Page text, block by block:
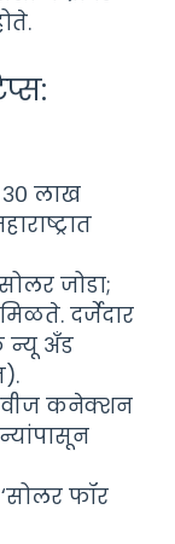
३० लाख
जोडा;
दर्जेदार
न्यू अँड
वीज कनेक्शन
फॉर